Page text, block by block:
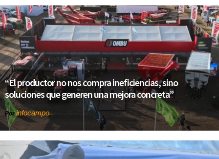
“El productor no nos compra ineficiencias, sino
soluciones que generen una mejora concreta”
Porinfocampo